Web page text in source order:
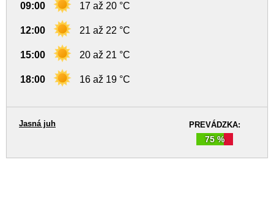
09:00 17 až 20 °C
12:00 21 až 22 °C
15:00 20 až 21 °C
18:00 16 až 19 °C
PREVÁDZKA:
75 %
Jasná juh